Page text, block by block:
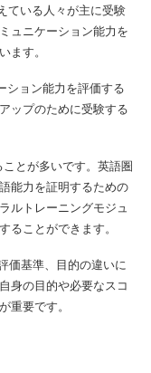
ている人々が主に受験
ュニケーション能力を
ます。
ション能力を評価する
ップのために受験する
とが多いです。英語圏
能力を証明するための
ルトレーニングモジュ
ることができます。
価基準、目的の違いに
身の目的や必要なスコ
重要です。